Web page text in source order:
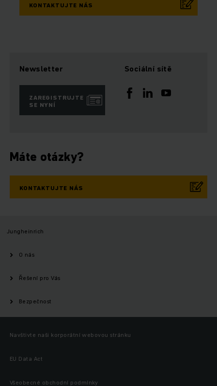
KONTAKTUJTE NÁS
Newsletter
ZAREGISTRUJTE
SE NYNÍ
Sociální sítě
Máte otázky?
KONTAKTUJTE NÁS
Jungheinrich
O nás
Řešení pro Vás
Bezpečnost
Navštivte naši korporátní webovou stránku
EU Data Act
Všeobecné obchodní podmínky